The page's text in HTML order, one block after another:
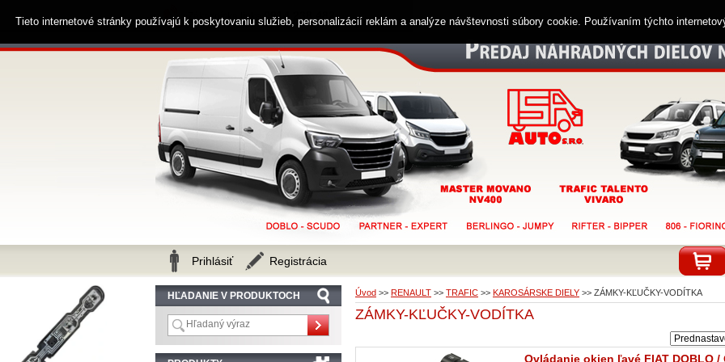
Úvod >> RENAULT >> TRAFIC >> KAROSÁRSKE DIELY >> ZÁMKY-KĽUČKY-VODÍTKA
ZÁMKY-KĽUČKY-VODÍTKA
Ovládanie okien ľavé FIAT DOBLO /
HĽADANIE V PRODUKTOCH
Zákaznícka linka 0914 238 482
Prihlásiť Registrácia
Tieto internetové stránky používajú k poskytovaniu služieb, personalizácií reklám a analýze návštevnosti súbory cookie. Používaním týchto